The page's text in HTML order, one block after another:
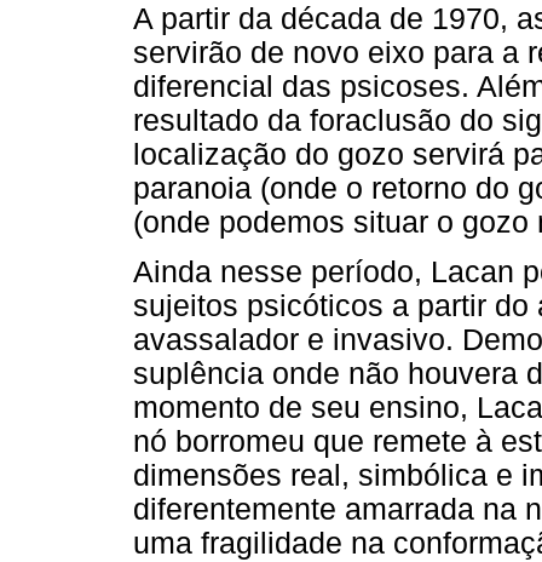
A partir da década de 1970,
servirão de novo eixo para a
diferencial das psicoses.
resultado da foraclusão do
localização do gozo servirá
paranoia (onde o retorno do
(onde podemos situar o gozo
Ainda nesse período, Lacan
sujeitos psicóticos a partir
avassalador e invasivo.
suplência onde não houvera
momento de seu ensino,
nó borromeu que remete à
dimensões real, simbólica e
diferentemente amarrada na
uma fragilidade na